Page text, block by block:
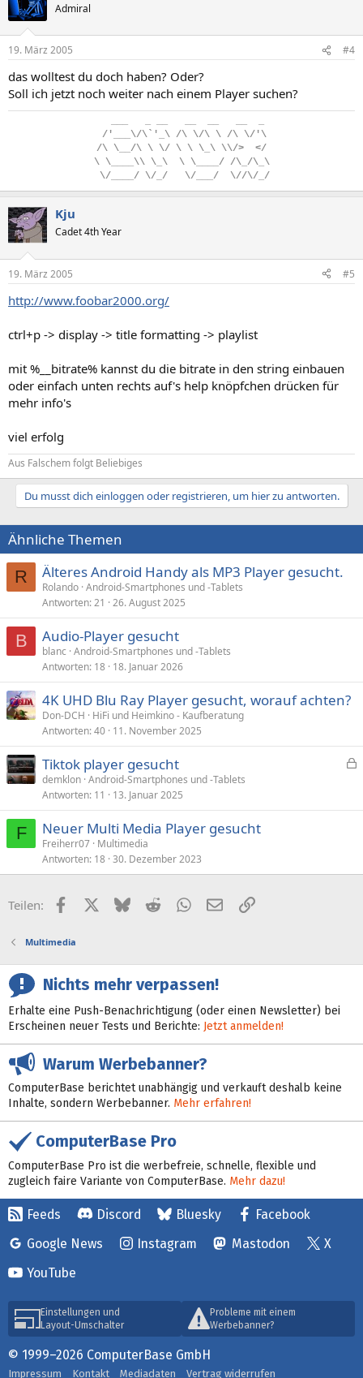
Admiral
19. März 2005 #4
das wolltest du doch haben? Oder?
Soll ich jetzt noch weiter nach einem Player suchen?
/'___\/\`'_\ /\ \/\ \ /\ \/'\
/\ \__/\ \ \/ \ \ \_\ \\/>
</
\. \____\\. \_\.. \. \____/ /\_/\_\
\/____/ \/_/ \/___/ \//\/_/
Kju
Cadet 4th Year
19. März 2005 #5
http://www.foobar2000.org/
ctrl+p -> display -> title formatting -> playlist
mit %__bitrate% kannst du die bitrate in den string einbauen
oder einfach unten rechts auf's help knöpfchen drücken für
mehr info's
viel erfolg
Aus Falschem folgt Beliebiges
Du musst dich einloggen oder registrieren, um hier zu antworten.
Ähnliche Themen
R Älteres Android Handy als MP3 Player gesucht.
Rolando Android-Smartphones und -Tablets
Antworten 21 26. August 2025
B Audio-Player gesucht
blanc Android-Smartphones und -Tablets
Antworten 18 18. Januar 2026
4K UHD Blu Ray Player gesucht, worauf achten?
Don-DCH
HiFi und Heimkino - Kaufberatung
Antworten 40 11. November 2025
p
Tiktok player gesucht
demklon Android-Smartphones und -Tablets
Antworten 11 13. Januar 2025
F Neuer Multi Media Player gesucht
Freiherr07 Multimedia
Antworten 18 30. Dezember 2023
Teilen: FacebookX (Twitter)
BlueskyRedditWhatsApp
E-MailLink
Multimedia
Nichts mehr verpassen!
Erhalte eine Push-Benachrichtigung (oder einen Newsletter) bei
Erscheinen neuer Tests und Berichte: Jetzt anmelden!
Warum Werbebanner?
ComputerBase berichtet unabhängig und verkauft deshalb keine
Inhalte, sondern Werbebanner. Mehr erfahren!
ComputerBase Pro
ComputerBase Pro ist die werbefreie, schnelle, flexible und
zugleich faire Variante von ComputerBase. Mehr dazu!
Feeds Discord Bluesky
Facebook
Google News
Instagram Mastodon
X
YouTube
Einstellungen und
Layout-Umschalter
Probleme mit einem
Werbebanner?
© 1999–2026 ComputerBase GmbH
Impressum Kontakt Mediadaten Vertrag widerrufen